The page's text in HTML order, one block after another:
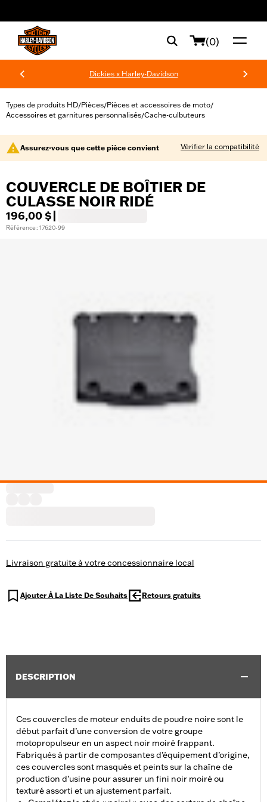
(0)
Dickies x Harley-Davidson
Types de produits HD/Pièces/Pièces et accessoires de moto/
Accessoires et garnitures personnalisés/Cache-culbuteurs
Assurez-vous que cette pièce convient Vérifier la compatibilité
COUVERCLE DE BOÎTIER DE
CULASSE NOIR RIDÉ
196,00 $
Référence : 17620-99
Livraison gratuite à votre concessionnaire local
Ajouter À La Liste De Souhaits Retours gratuits
DESCRIPTION
Ces couvercles de moteur enduits de poudre noire sont le
début parfait d’une conversion de votre groupe
motopropulseur en un aspect noir moiré frappant.
Fabriqués à partir de composantes d’équipement d’origine,
ces couvercles sont masqués et peints sur la chaîne de
production d’usine pour assurer un fini noir moiré ou
texturé assorti et un ajustement parfait.